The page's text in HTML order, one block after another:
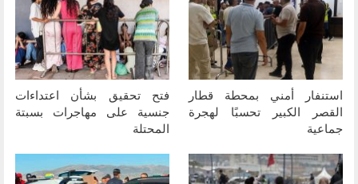
استنفار أمني بمحطة قطار
القصر الكبير تحسبًا لهجرة
جماعية
فتح تحقيق بشأن اعتداءات
جنسية على مهاجرات بسبتة
المحتلة